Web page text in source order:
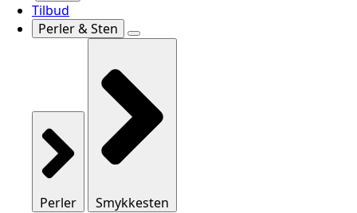
Tilbud
Perler & Sten
Perler Smykkesten